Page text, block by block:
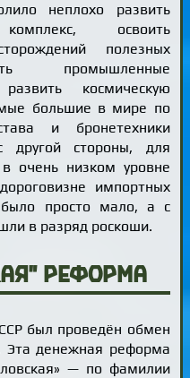
неплохо развить
комплекс, освоить
полезных
промышленные
космическую
большие в мире по
и бронетехники
стороны, для
очень низком уровне
импортных
просто мало, а с
в разряд роскоши.
реформа
был проведён обмен
Эта денежная реформа
— по фамилии